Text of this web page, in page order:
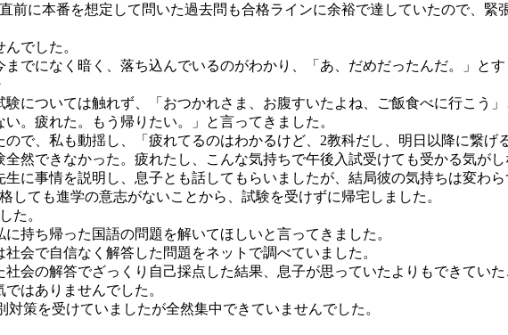
前に本番を想定して問いた過去問も合格ラインに余裕で達していたので、
でした。
でになく暗く、落ち込んでいるのがわかり、「あ、だめだったんだ。」とす
については触れず、「おつかれさま、お腹すいたよね、ご飯食べに行こう」
。疲れた。もう帰りたい。」と言ってきました。
で、私も動揺し、「疲れてるのはわかるけど、2教科だし、明日以降に繋
然できなかった。疲れたし、こんな気持ちで午後入試受けても受かる気が
に事情を説明し、息子とも話してもらいましたが、結局彼の気持ちは変わら
しても進学の意志がないことから、試験を受けずに帰宅しました。
た。
持ち帰った国語の問題を解いてほしいと言ってきました。
会で自信なく解答した問題をネットで調べていました。
会の解答でざっくり自己採点した結果、息子が思っていたよりもできてい
はありませんでした。
策を受けていましたが全然集中できていませんでした。